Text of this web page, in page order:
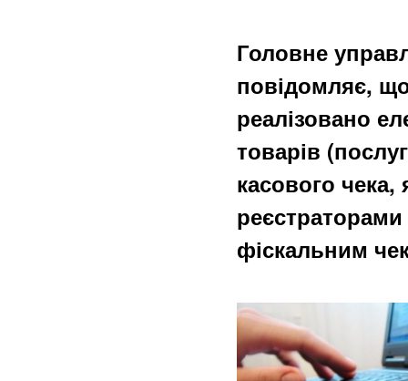
Головне
повідомляє,
реалізовано
товарів
касового
фіскальним